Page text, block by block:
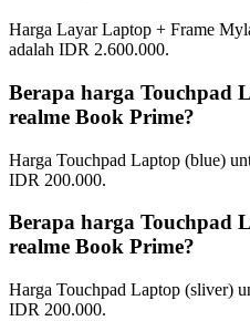
Harga Layar Laptop + Frame
adalah IDR 2.600.000.
Berapa harga Touchpad
realme Book Prime?
Harga Touchpad Laptop (blue)
IDR 200.000.
Berapa harga Touchpad
realme Book Prime?
Harga Touchpad Laptop (sliver)
IDR 200.000.